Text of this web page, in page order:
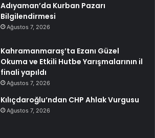
Adıyaman’da Kurban Pazarı
Bilgilendirmesi
Ağustos 7, 2026
Kahramanmaraş’ta Ezanı Güzel
Okuma ve Etkili Hutbe Yarışmalarının il
finali yapıldı
Ağustos 7, 2026
Kılıçdaroğlu’ndan CHP Ahlak Vurgusu
Ağustos 7, 2026